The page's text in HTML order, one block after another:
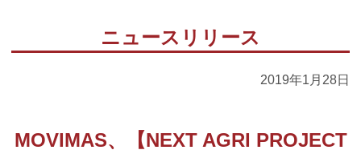
Contact us
MOVIMAS
IoT Partner Program
ニュースリリース
2019年1月28日
MOVIMAS、【NEXT AGRI PROJECT